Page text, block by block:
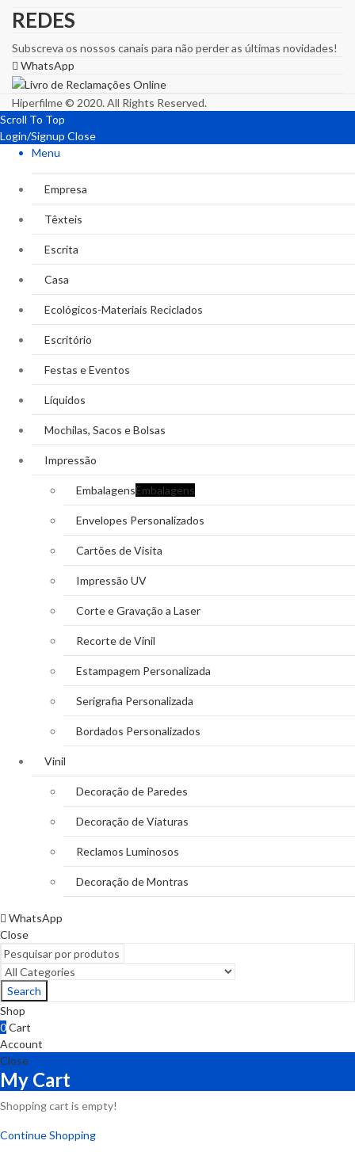
REDES
Subscreva os nossos canais para não perder as últimas novidades!
WhatsApp
Hiperfilme © 2020. All Rights Reserved.
Scroll To Top
Login/Signup Close
Menu
Empresa
Têxteis
Escrita
Casa
Ecológicos-Materiais Reciclados
Escritório
Festas e Eventos
Líquidos
Mochilas, Sacos e Bolsas
Impressão
EmbalagensEmbalagens
Envelopes Personalizados
Cartões de Visita
Impressão UV
Corte e Gravação a Laser
Recorte de Vinil
Estampagem Personalizada
Serigrafia Personalizada
Bordados Personalizados
Vinil
Decoração de Paredes
Decoração de Viaturas
Reclamos Luminosos
Decoração de Montras
WhatsApp
Close
Search
Shop
0Cart
Account
Close
My Cart
Shopping cart is empty!
Continue Shopping